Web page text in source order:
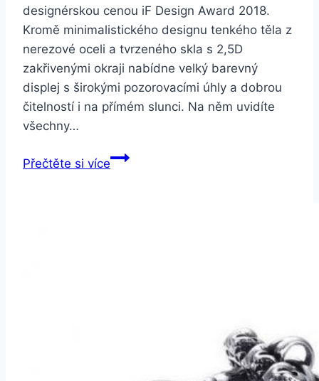
designérskou cenou iF Design Award 2018.
Kromě minimalistického designu tenkého těla z
nerezové oceli a tvrzeného skla s 2,5D
zakřivenými okraji nabídne velký barevný
displej s širokými pozorovacími úhly a dobrou
čitelností i na přímém slunci. Na něm uvidíte
všechny…
Přečtěte si víceXiaomi